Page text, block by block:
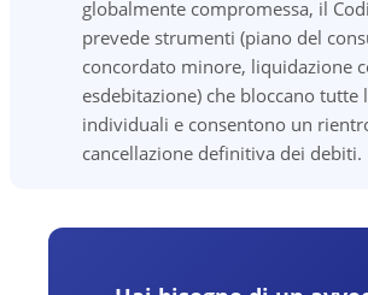
globalmente compromessa, il
prevede strumenti (piano del
concordato minore, liquidazione
esdebitazione) che bloccano tutte
individuali e consentono un
cancellazione definitiva dei debiti.